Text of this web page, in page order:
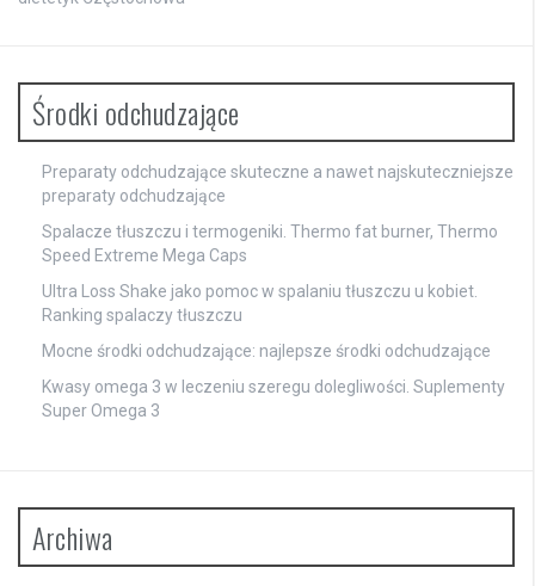
Środki odchudzające
Preparaty odchudzające skuteczne a nawet najskuteczniejsze
preparaty odchudzające
Spalacze tłuszczu i termogeniki. Thermo fat burner, Thermo
Speed Extreme Mega Caps
Ultra Loss Shake jako pomoc w spalaniu tłuszczu u kobiet.
Ranking spalaczy tłuszczu
Mocne środki odchudzające: najlepsze środki odchudzające
Kwasy omega 3 w leczeniu szeregu dolegliwości. Suplementy
Super Omega 3
Archiwa